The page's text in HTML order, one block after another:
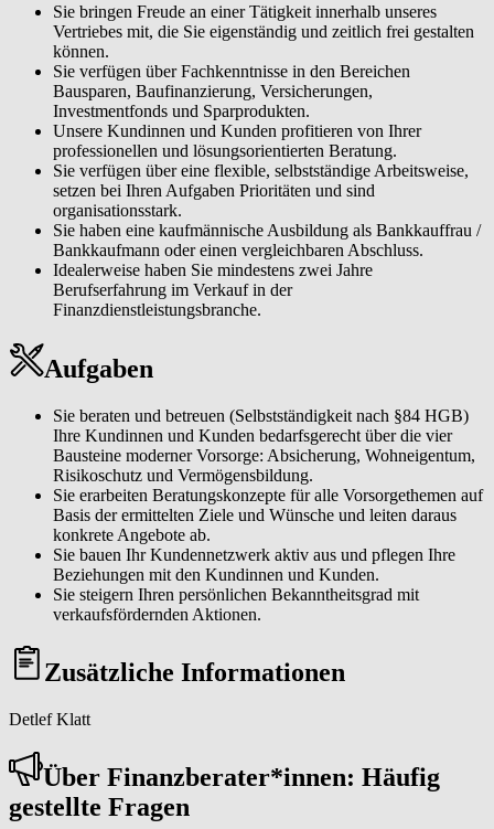
Sie bringen Freude an einer Tätigkeit innerhalb unseres
Vertriebes mit, die Sie eigenständig und zeitlich frei gestalten
können.
Sie verfügen über Fachkenntnisse in den Bereichen
Bausparen, Baufinanzierung, Versicherungen,
Investmentfonds und Sparprodukten.
Unsere Kundinnen und Kunden profitieren von Ihrer
professionellen und lösungsorientierten Beratung.
Sie verfügen über eine flexible, selbstständige Arbeitsweise,
setzen bei Ihren Aufgaben Prioritäten und sind
organisationsstark.
Sie haben eine kaufmännische Ausbildung als Bankkauffrau /
Bankkaufmann oder einen vergleichbaren Abschluss.
Idealerweise haben Sie mindestens zwei Jahre
Berufserfahrung im Verkauf in der
Finanzdienstleistungsbranche.
Aufgaben
Sie beraten und betreuen (Selbstständigkeit nach §84 HGB)
Ihre Kundinnen und Kunden bedarfsgerecht über die vier
Bausteine moderner Vorsorge: Absicherung, Wohneigentum,
Risikoschutz und Vermögensbildung.
Sie erarbeiten Beratungskonzepte für alle Vorsorgethemen auf
Basis der ermittelten Ziele und Wünsche und leiten daraus
konkrete Angebote ab.
Sie bauen Ihr Kundennetzwerk aktiv aus und pflegen Ihre
Beziehungen mit den Kundinnen und Kunden.
Sie steigern Ihren persönlichen Bekanntheitsgrad mit
verkaufsfördernden Aktionen.
Zusätzliche Informationen
Detlef Klatt
Über Fi­nanz­be­ra­ter*in­nen: Häufig
gestellte Fragen